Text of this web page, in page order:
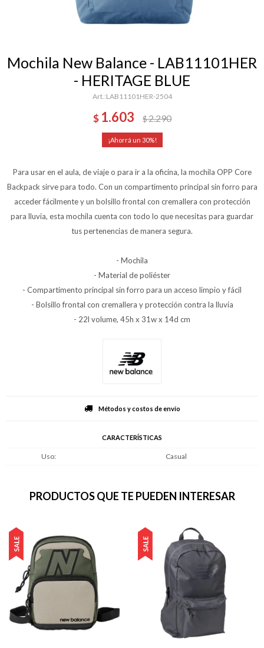
Mochila New Balance - LAB11101HER
- HERITAGE BLUE
LAB11101HER-2504
$ 1.603 $2.290
30
Para usar en el aula, de viaje o para ir a la oficina, la mochila OPP Core
Backpack sirve para todo. Con un compartimento principal sin forro para
acceder fácilmente y un bolsillo frontal con cremallera con protección
para lluvia, esta mochila cuenta con todo lo que necesitas para guardar
tus pertenencias de manera segura.
- Mochila
- Material de poliéster
- Compartimento principal sin forro para un acceso limpio y fácil
- Bolsillo frontal con cremallera y protección contra la lluvia
- 22l volume, 45h x 31w x 14d cm
Métodos y costos de envío
CARACTERÍSTICAS
Uso Casual
PRODUCTOS QUE TE PUEDEN INTERESAR